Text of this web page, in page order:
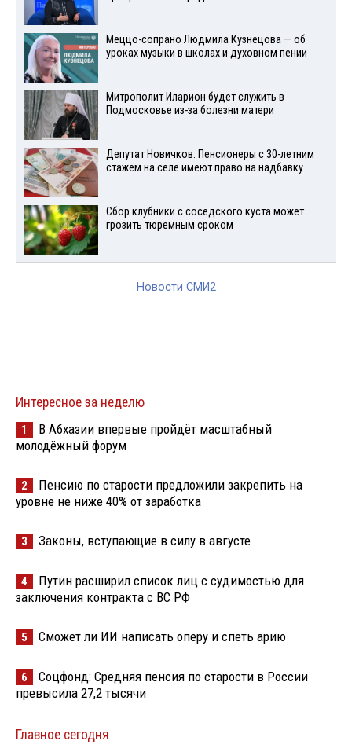
Меццо-сопрано Людмила Кузнецова — об
уроках музыки в школах и духовном пении
Митрополит Иларион будет служить в
Подмосковье из-за болезни матери
Депутат Новичков: Пенсионеры с 30-летним
стажем на селе имеют право на надбавку
Сбор клубники с соседского куста может
грозить тюремным сроком
Новости СМИ2
Интересное за неделю
1
В Абхазии впервые пройдёт масштабный
молодёжный форум
2
Пенсию по старости предложили закрепить на
уровне не ниже 40% от заработка
3 Законы, вступающие в силу в августе
4
Путин расширил список лиц с судимостью для
заключения контракта с ВС РФ
5 Сможет ли ИИ написать оперу и спеть арию
6
Соцфонд: Средняя пенсия по старости в России
превысила 27,2 тысячи
Главное сегодня